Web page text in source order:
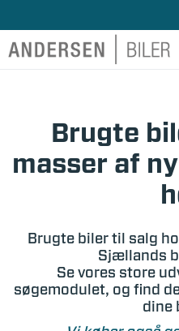
Brugte
masser af
Brugte biler til salg
Sjællands
Se vores store
søgemodulet, og find
dine